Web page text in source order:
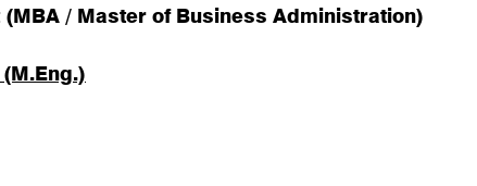
/ Master of Business Administration)